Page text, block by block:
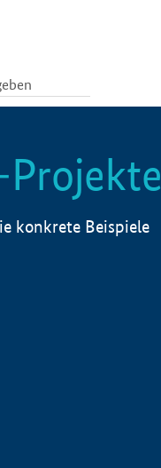
konkrete Beispiele